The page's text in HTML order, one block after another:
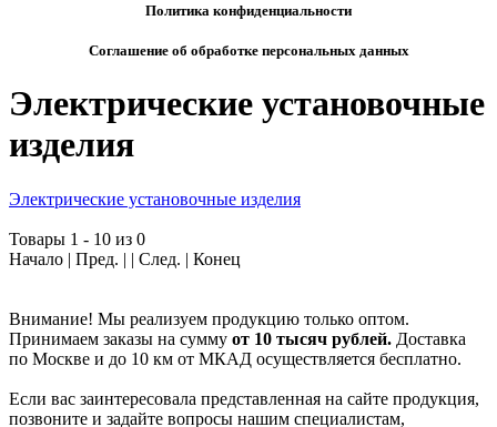
Политика конфиденциальности
Соглашение об обработке персональных данных
Электрические установочные
изделия
Электрические установочные изделия
Товары 1 - 10 из 0
Начало | Пред. | | След. | Конец
Внимание! Мы реализуем продукцию только оптом.
Принимаем заказы на сумму от 10 тысяч рублей. Доставка
по Москве и до 10 км от МКАД осуществляется бесплатно.
Если вас заинтересовала представленная на сайте продукция,
позвоните и задайте вопросы нашим специалистам,